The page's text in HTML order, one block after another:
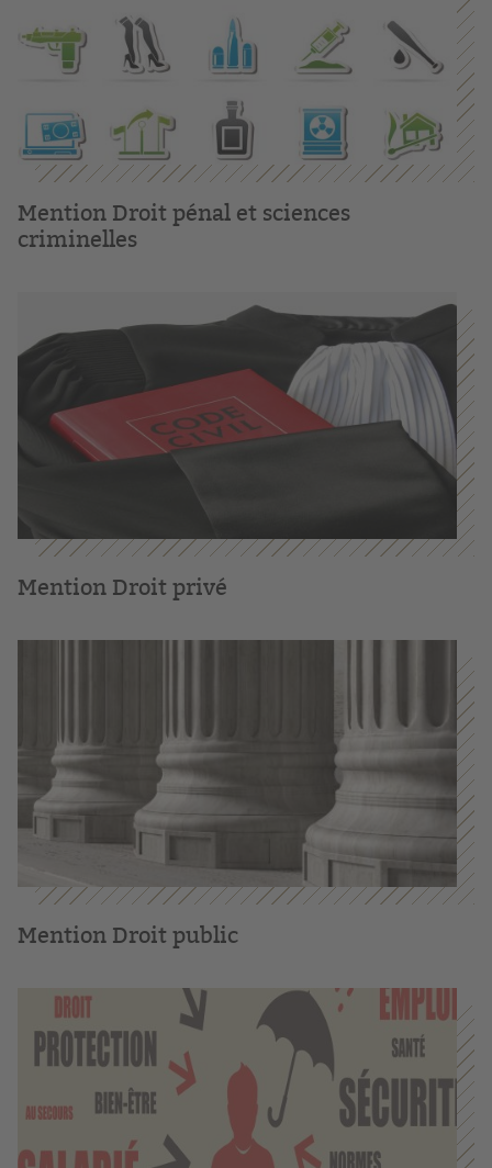
Mention Droit pénal et sciences
criminelles
Mention Droit privé
Mention Droit public